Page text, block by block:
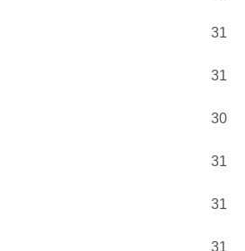
31
31
30
31
31
31